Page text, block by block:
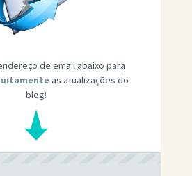
de email abaixo para
as atualizações do
blog!